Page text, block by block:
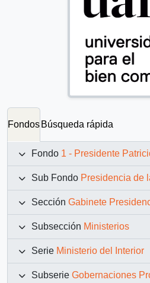
Fondos Búsqueda rápida
Fondo 1 - Presidente Patricio
Sub Fondo Presidencia de la
Sección Gabinete
Subsección Ministerios
Serie Ministerio del Interior
Subserie Gobernaciones